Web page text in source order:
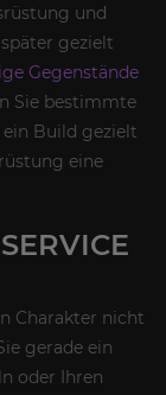
und
gezielt
Gegenstände
Sie bestimmte
Build gezielt
eine
Charakter nicht
gerade ein
oder Ihren